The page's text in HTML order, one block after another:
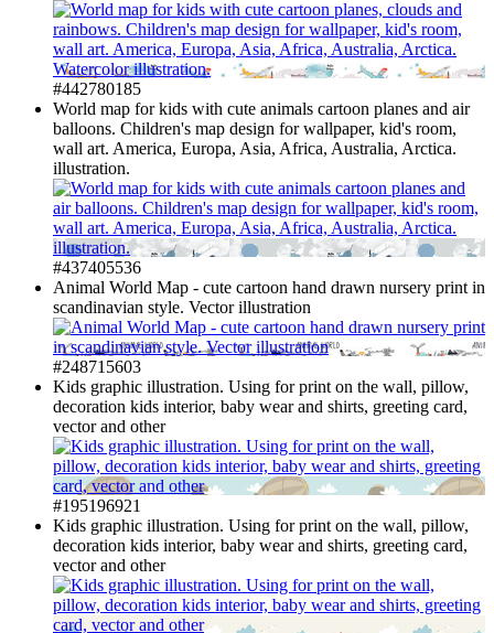
#442780185
World map for kids with cute animals cartoon planes and air
balloons. Children's map design for wallpaper, kid's room,
wall art. America, Europa, Asia, Africa, Australia, Arctica.
illustration.
#437405536
Animal World Map - cute cartoon hand drawn nursery print in
scandinavian style. Vector illustration
#248715603
Kids graphic illustration. Using for print on the wall, pillow,
decoration kids interior, baby wear and shirts, greeting card,
vector and other
#195196921
Kids graphic illustration. Using for print on the wall, pillow,
decoration kids interior, baby wear and shirts, greeting card,
vector and other